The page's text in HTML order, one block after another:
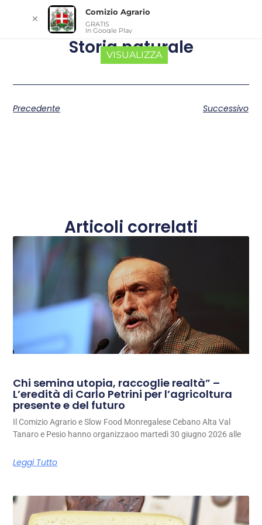
Storia naturale
Precedente Successivo
Articoli correlati
Chi semina utopia, raccoglie realtà” –
L’eredità di Carlo Petrini per l’agricoltura
presente e del futuro
Il Comizio Agrario e Slow Food Monregalese Cebano Alta Val
Tanaro e Pesio hanno organizzaoo martedì 30 giugno 2026 alle
Leggi Tutto
✕
Comizio Agrario
GRATIS
In Google Play
VISUALIZZA